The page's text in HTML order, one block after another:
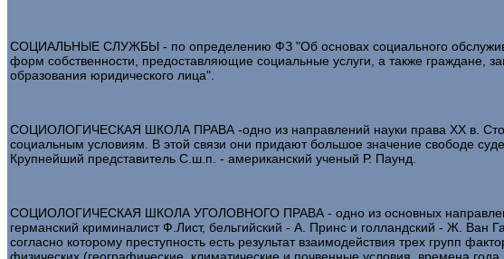
СОЦИАЛЬНЫЕ СЛУЖБЫ - по определению ФЗ "Об основах социального
форм собственности, предоставляющие социальные услуги, а также граждане,
образования юридического лица".
СОЦИОЛОГИЧЕСКАЯ ШКОЛА ПРАВА -одно из направлений науки права XX в.
социальным условиям. В этой связи они придают большое значение свободе
Крупнейший представитель С.ш.п. - американский ученый Р. Паунд.
СОЦИОЛОГИЧЕСКАЯ ШКОЛА УГОЛОВНОГО ПРАВА - одно из основных
германский криминалист Ф.Лист, бельгийский - А. Принс и голландский - Ж.
согласно которому преступность есть результат взаимодействия трех групп
физических (географические, климатические и почвенные условия, времена